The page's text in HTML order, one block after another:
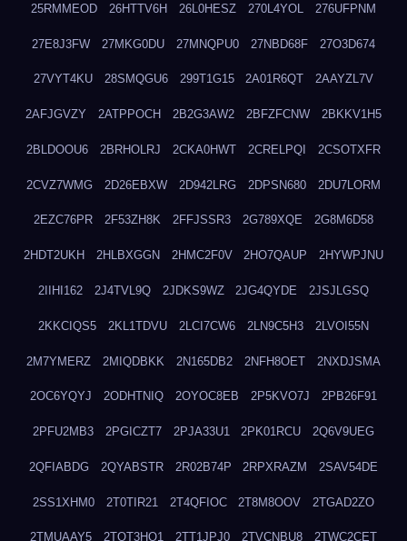
25RMMEOD 26HTTV6H 26L0HESZ 270L4YOL 276UFPNM
27E8J3FW 27MKG0DU 27MNQPU0 27NBD68F 27O3D674
27VYT4KU 28SMQGU6 299T1G15 2A01R6QT 2AAYZL7V
2AFJGVZY 2ATPPOCH 2B2G3AW2 2BFZFCNW 2BKKV1H5
2BLDOOU6 2BRHOLRJ 2CKA0HWT 2CRELPQI 2CSOTXFR
2CVZ7WMG 2D26EBXW 2D942LRG 2DPSN680 2DU7LORM
2EZC76PR 2F53ZH8K 2FFJSSR3 2G789XQE 2G8M6D58
2HDT2UKH 2HLBXGGN 2HMC2F0V 2HO7QAUP 2HYWPJNU
2IIHI162 2J4TVL9Q 2JDKS9WZ 2JG4QYDE 2JSJLGSQ
2KKCIQS5 2KL1TDVU 2LCI7CW6 2LN9C5H3 2LVOI55N
2M7YMERZ 2MIQDBKK 2N165DB2 2NFH8OET 2NXDJSMA
2OC6YQYJ 2ODHTNIQ 2OYOC8EB 2P5KVO7J 2PB26F91
2PFU2MB3 2PGICZT7 2PJA33U1 2PK01RCU 2Q6V9UEG
2QFIABDG 2QYABSTR 2R02B74P 2RPXRAZM 2SAV54DE
2SS1XHM0 2T0TIR21 2T4QFIOC 2T8M8OOV 2TGAD2ZO
2TMUAAY5 2TOT3HO1 2TT1JPJ0 2TVCNBU8 2TWC2CET